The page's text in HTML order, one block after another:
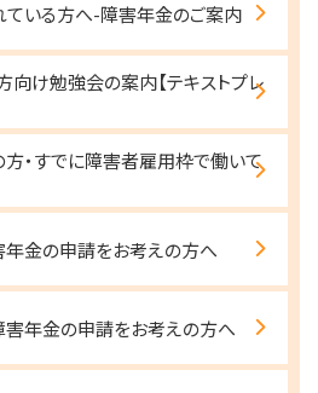
いる方へ-障害年金のご案内
向け勉強会の案内【テキストプレ
・すでに障害者雇用枠で働いて
金の申請をお考えの方へ
年金の申請をお考えの方へ